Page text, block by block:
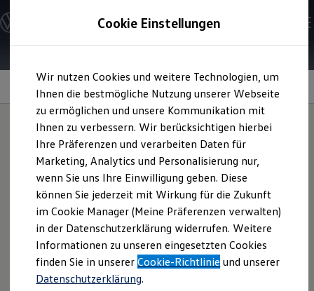
Hauptinhalt
springen
Footer
springen
Modelle und Konfigurator
Konfigurator
Modelle vergleichen
Elektroautos
ENERGY Sondermodelle
Nutzfahrzeuge
SUV und CUV
Familienautos
Kombis
Kompaktwagen
Sportwagen
Schnell verfügbare Fahrzeuge
Angebote und Produkte
Aktuelle Angebote
E-Auto-Förderung
Volkswagen Marktplatz
Die ENERGY Sondermodelle
Junge Gebrauchtwagen und Gebrauchtwagen
Volkswagen Zertifizierte Gebrauchtwagen
Elektromobilität bei Gebrauchtwagen
Information
Sichern Sie sich dasPlus
für Ihr Fahrzeug
Die +Reifen werden mit führenden Reifenherstellern
speziell für VolkswagenModelle entwickelt und geprüft –
für ein spürbares Plus an Qualität, Komfort, Performance
und Effizienz. Übrigens, herstellermarkierte Reifen
Cookie Einstellungen
Wir nutzen Cookies und weitere Technologien, um
Ihnen die bestmögliche Nutzung unserer Webseite
zu ermöglichen und unsere Kommunikation mit
Ihnen zu verbessern. Wir berücksichtigen hierbei
Ihre Präferenzen und verarbeiten Daten für
Marketing, Analytics und Personalisierung nur,
wenn Sie uns Ihre Einwilligung geben. Diese
können Sie jederzeit mit Wirkung für die Zukunft
im Cookie Manager (Meine Präferenzen verwalten)
in der Datenschutzerklärung widerrufen. Weitere
Informationen zu unseren eingesetzten Cookies
finden Sie in unsererCookie-Richtlinie und unserer
Datenschutzerklärung.